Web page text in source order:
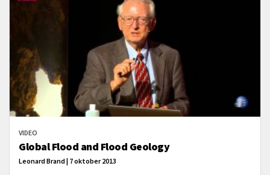
VIDEO
Global Flood and Flood Geology
Leonard Brand | 7 oktober 2013